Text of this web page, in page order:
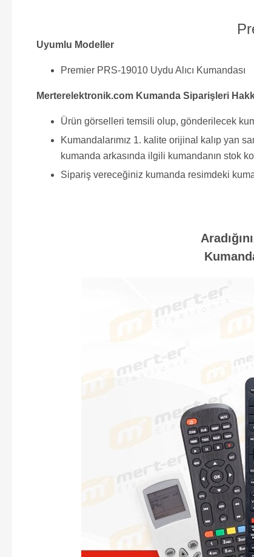
Uyumlu Modeller
Premier PRS-19010 Uydu Alıcı Kumandası
Merterelektronik.com Kumanda Siparişleri
Ürün görselleri temsili olup, gönderilecek
Kumandalarımız 1. kalite orijinal kalıp yan
kumanda arkasında ilgili kumandanın stok
Sipariş vereceğiniz kumanda resimdeki